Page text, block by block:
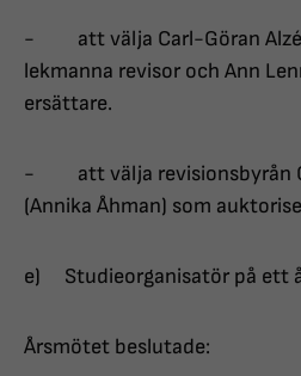
- att välja Carl-Göran
lekmanna revisor och Ann
ersättare.
- att välja revisionsbyrån
(Annika Åhman) som
e) Studieorganisatör på ett
Årsmötet beslutade: